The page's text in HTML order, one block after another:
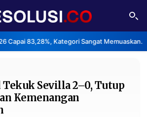
Kategori Sangat Memuaskan. •
TENTANG
IKLAN
Sevilla 2–0, Tutup
Kemenangan